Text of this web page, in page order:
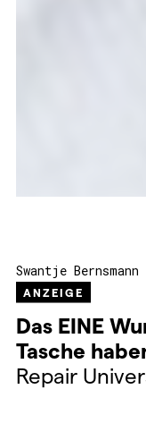
Swantje Bernsmann
ANZEIGE
Das EINE
Tasche
Repair